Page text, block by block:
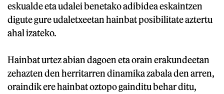
eskualde eta udalei benetako adibidea eskaintzen
digute gure udaletxeetan hainbat posibilitate aztertu
ahal izateko.
Hainbat urtez abian dagoen eta orain erakundeetan
zehazten den herritarren dinamika zabala den arren,
oraindik ere hainbat oztopo gainditu behar ditu,